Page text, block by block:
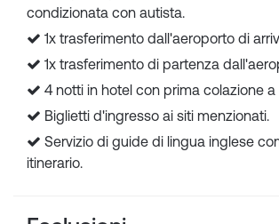
condizionata con autista.
1x trasferimento dall'aeroporto di
1x trasferimento di partenza
4 notti in hotel con prima colazione a
Biglietti d'ingresso ai siti menzionati.
Servizio di guide di lingua inglese
itinerario.